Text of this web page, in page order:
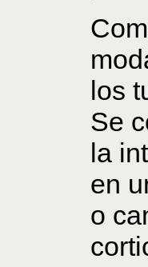
los
Se
la
en
o